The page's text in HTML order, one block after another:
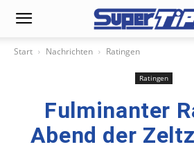
Start Nachrichten Ratingen
Ratingen
Fulminanter
Abend der